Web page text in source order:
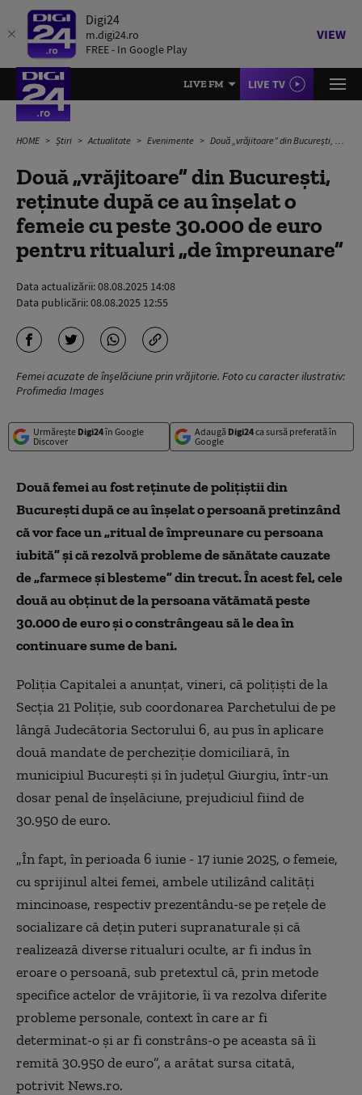
Digi24
m.digi24.ro
FREE - In Google Play
VIEW
LIVE FM LIVE TV
HOME Știri Actualitate Evenimente Două „vrăjitoare” din București, reținute după ce au înșelat o femeie cu peste 30.000 de euro pentru ritualuri „de împreunare”
Două „vrăjitoare” din București,
reținute după ce au înșelat o
femeie cu peste 30.000 de euro
pentru ritualuri „de împreunare”
Data actualizării:08.08.2025 14:08
Data publicării:08.08.2025 12:55
Femei acuzate de înşelăciune prin vrăjitorie. Foto cu caracter ilustrativ:
Profimedia Images
Urmărește Digi24în Google
Discover
Adaugă Digi24ca sursă preferată în
Google
Două femei au fost reţinute de poliţiştii din
Bucureşti după ce au înşelat o persoană pretinzând
că vor face un „ritual de împreunare cu persoana
iubită” şi că rezolvă probleme de sănătate cauzate
de „farmece şi blesteme” din trecut. În acest fel, cele
două au obţinut de la persoana vătămată peste
30.000 de euro şi o constrângeau să le dea în
continuare sume de bani.
Poliţia Capitalei a anunţat, vineri, că poliţişti de la
Secţia 21 Poliţie, sub coordonarea Parchetului de pe
lângă Judecătoria Sectorului 6, au pus în aplicare
două mandate de percheziţie domiciliară, în
municipiul Bucureşti şi în judeţul Giurgiu, într-un
dosar penal de înşelăciune, prejudiciul fiind de
30.950 de euro.
„În fapt, în perioada 6 iunie - 17 iunie 2025, o femeie,
cu sprijinul altei femei, ambele utilizând calităţi
mincinoase, respectiv prezentându-se pe reţele de
socializare că deţin puteri supranaturale şi că
realizează diverse ritualuri oculte, ar fi indus în
eroare o persoană, sub pretextul că, prin metode
specifice actelor de vrăjitorie, îi va rezolva diferite
probleme personale, context în care ar fi
determinat-o şi ar fi constrâns-o pe aceasta să îi
remită 30.950 de euro”, a arătat sursa citată,
potrivit News.ro.